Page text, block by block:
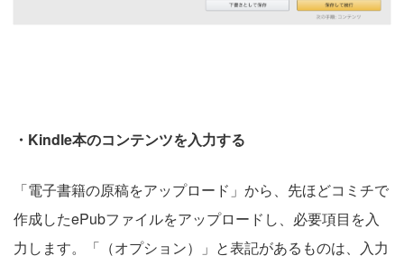
・Kindle本のコンテンツを入力する
「電子書籍の原稿をアップロード」から、先ほどコミチで
作成したePubファイルをアップロードし、必要項目を入
力します。「（オプション）」と表記があるものは、入力